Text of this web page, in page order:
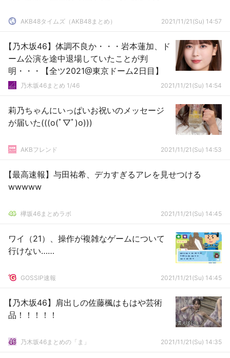
AKB48タイムズ（AKB48まとめ） 2021/11/21(Su) 14:57
【乃木坂46】体調不良か・・・岩本蓮加、ド
ーム公演を途中退場していたことが判
明・・・【全ツ2021@東京ドーム2日目】
乃木坂46まとめ 1/46 2021/11/21(Su) 14:54
莉乃ちゃんにいっぱいお祝いのメッセージ
が届いた(((o(ﾟ▽ﾟ)o)))
AKBフレンド 2021/11/21(Su) 14:53
【最高速報】与田祐希、デカすぎるアレを見せつける
wwwww
欅坂46まとめラボ 2021/11/21(Su) 14:45
ワイ（21）、操作が複雑なゲームについて
行けない……
GOSSIP速報 2021/11/21(Su) 14:45
【乃木坂46】肩出しの佐藤楓はもはや芸術
品！！！！！
乃木坂46まとめの「ま」 2021/11/21(Su) 14:35